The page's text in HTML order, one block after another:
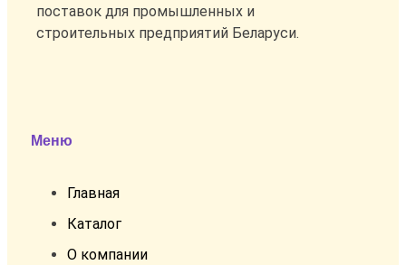
поставок для промышленных и
строительных предприятий Беларуси.
Меню
Главная
Каталог
О компании